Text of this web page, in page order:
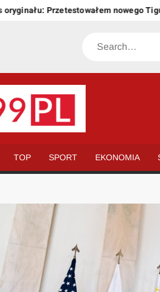
Przetestowałem nowego Tiguana
Search
świat
TOP SPORT EKONOMIA